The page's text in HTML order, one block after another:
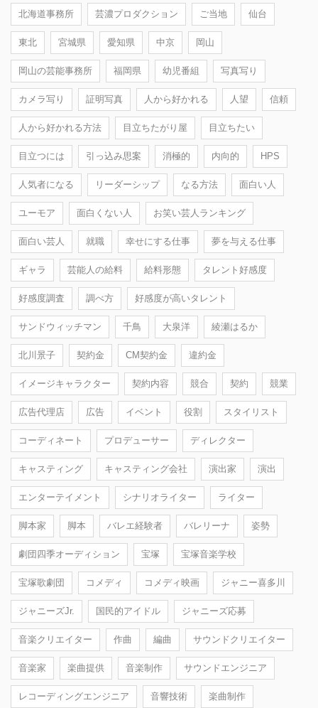
北海道事務所 芸濃プロダクション ご当地 仙台
東北 宮城県 愛知県 中京 岡山
岡山の芸能事務所 福岡県 幼児番組 写真写り
カメラ写り 証明写真 人から好かれる 人望 信頼
人から好かれる方法 目立ちたがり屋 目立ちたい
目立つには 引っ込み思案 消極的 内向的 HPS
人気者になる リーダーシップ なる方法 面白い人
ユーモア 面白くない人 お笑い芸人ランキング
面白い芸人 就職 幸せにする仕事 夢を与える仕事
ギャラ 芸能人の給料 給料形態 タレント好感度
好感度調査 調べ方 好感度が高いタレント
サンドウィッチマン 千鳥 大泉洋 綾瀬はるか
北川景子 契約金 CM契約金 違約金
イメージキャラクター 契約内容 競合 契約 競業
広告代理店 広告 イベント 役割 スタイリスト
コーディネート プロデューサー ディレクター
キャスティング キャスティング会社 演出家 演出
エンターテイメント シナリオライター ライター
脚本家 脚本 バレエ経験者 バレリーナ 姿勢
劇団四季オーディション 宝塚 宝塚音楽学校
宝塚歌劇団 コメディ コメディ映画 ジャニー喜多川
ジャニーズJr. 国民的アイドル ジャニーズ応募
音楽クリエイター 作曲 編曲 サウンドクリエイター
音楽家 楽曲提供 音楽制作 サウンドエンジニア
レコーディングエンジニア 音響技術 楽曲制作